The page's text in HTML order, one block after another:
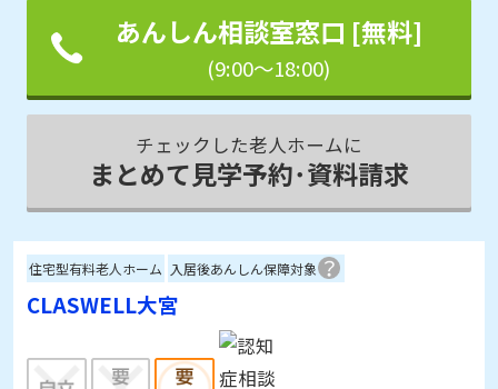
あんしん相談室窓口 [無料]
(9:00～18:00)
チェックした老人ホームに
まとめて見学予約･資料請求
住宅型有料老人ホーム 入居後あんしん保障対象
CLASWELL大宮